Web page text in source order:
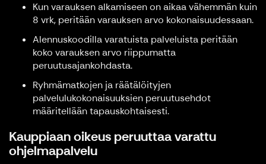
Kun varauksen alkamiseen on aikaa vähemmän kuin
8 vrk, peritään varauksen arvo kokonaisuudessaan.
Alennuskoodilla varatuista palveluista peritään
koko varauksen arvo riippumatta
peruutusajankohdasta.
Ryhmämatkojen ja räätälöityjen
palvelulukokonaisuuksien peruutusehdot
määritellään tapauskohtaisesti.
Kauppiaan oikeus peruuttaa varattu
ohjelmapalvelu